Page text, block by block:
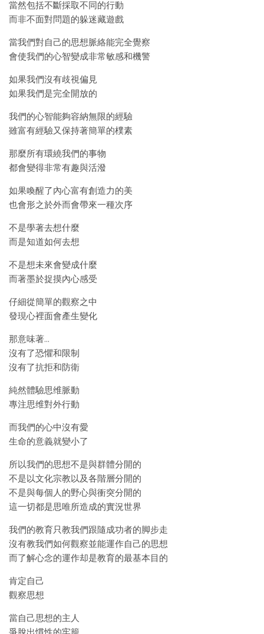
當然包括不斷採取不同的行動
而非不面對問題的躲迷藏遊戲
當我們對自己的思想脈絡能完全覺察
會使我們的心智變成非常敏感和機警
如果我們沒有歧視偏見
如果我們是完全開放的
我們的心智能夠容納無限的經驗
雖富有經驗又保持著簡單的樸素
那麼所有環繞我們的事物
都會變得非常有趣與活潑
如果喚醒了內心富有創造力的美
也會形之於外而會帶來一種次序
不是學著去想什麼
而是知道如何去想
不是想未來會變成什麼
而著墨於捉摸內心感受
仔細從簡單的觀察之中
發現心裡面會產生變化
那意味著…
沒有了恐懼和限制
沒有了抗拒和防衛
純然體驗思维脈動
專注思维對外行動
而我們的心中沒有愛
生命的意義就變小了
所以我們的思想不是與群體分開的
不是以文化宗教以及各階層分開的
不是與每個人的野心與衝突分開的
這一切都是思唯所造成的實況世界
我們的教育只教我們跟隨成功者的脚步走
沒有教我們如何觀察並能運作自己的思想
而了解心念的運作却是教育的最基本目的
肯定自己
觀察思想
當自己思想的主人